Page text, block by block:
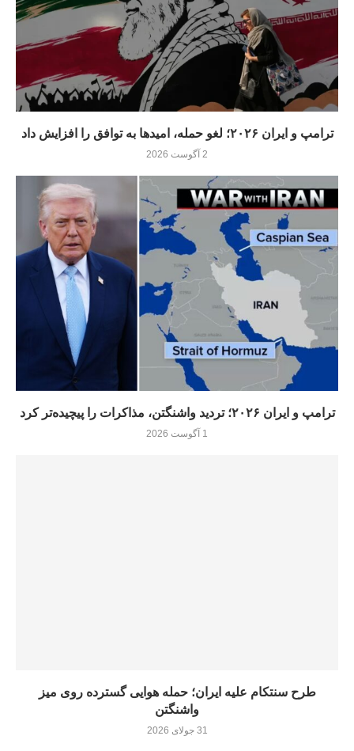
ترامپ و ایران ۲۰۲۶؛ لغو حمله، امیدها به توافق را افزایش داد
2 آگوست 2026
ترامپ و ایران ۲۰۲۶؛ تردید واشنگتن، مذاکرات را پیچیده‌تر کرد
1 آگوست 2026
طرح سنتکام علیه ایران؛ حمله هوایی گسترده روی میز
واشنگتن
31 جولای 2026